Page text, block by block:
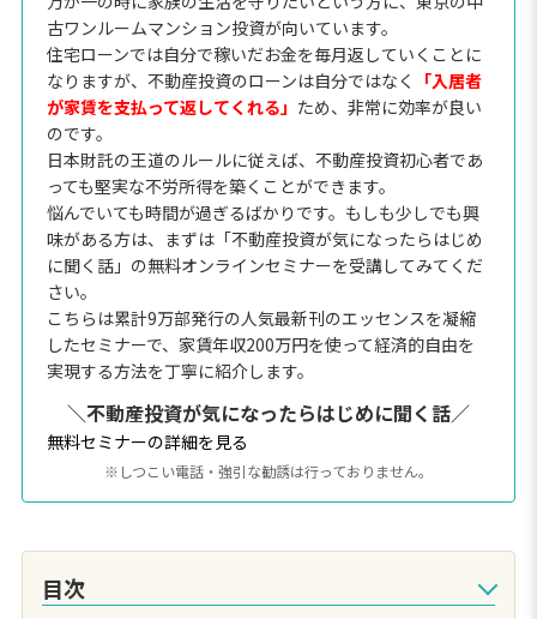
古ワンルームマンション投資が向いています。
住宅ローンでは自分で稼いだお金を毎月返していくことに
なりますが、不動産投資のローンは自分ではなく
「入居者
が家賃を支払って返してくれる」 ため、非常に効率が良い
のです。
日本財託の王道のルールに従えば、不動産投資初心者であ
っても堅実な不労所得を築くことができます。
悩んでいても時間が過ぎるばかりです。もしも少しでも興
味がある方は、まずは「不動産投資が気になったらはじめ
に聞く話」の無料オンラインセミナーを受講してみてくだ
さい。
こちらは累計9万部発行の人気最新刊のエッセンスを凝縮
したセミナーで、家賃年収200万円を使って経済的自由を
実現する方法を丁寧に紹介します。
＼不動産投資が気になったらはじめに聞く話／
無料セミナーの詳細を見る
※しつこい電話・強引な勧誘は行っておりません。
目次